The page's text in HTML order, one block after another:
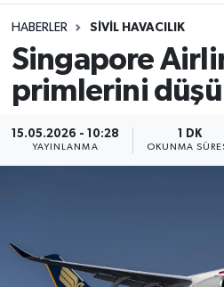
HABERLER SIVIL HAVACILIK
Singapore
primlerini
15.05.2026 - 10:28
YAYINLANMA
1 DK
OKUNMA